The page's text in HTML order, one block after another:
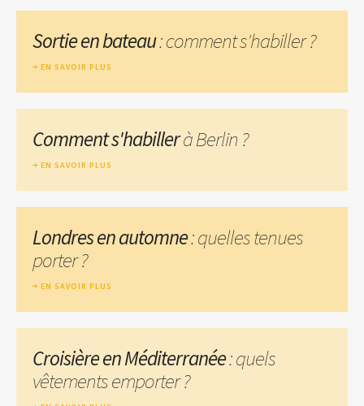
Sortie en bateau: comment s'habiller ?
EN SAVOIR PLUS
Comment s'habillerà Berlin ?
EN SAVOIR PLUS
Londres en automne: quelles tenues
porter ?
EN SAVOIR PLUS
Croisière en Méditerranée: quels
vêtements emporter ?